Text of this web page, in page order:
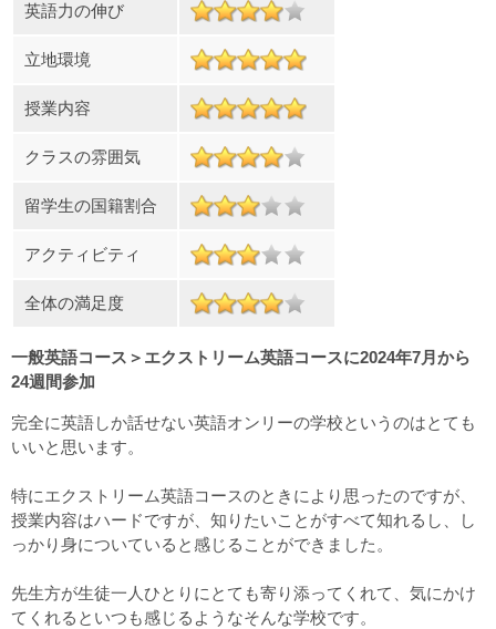
英語力の伸び
立地環境
授業内容
クラスの雰囲気
留学生の国籍割合
アクティビティ
全体の満足度
一般英語コース＞エクストリーム英語コースに2024年7月から
24週間参加
完全に英語しか話せない英語オンリーの学校というのはとても
いいと思います。
特にエクストリーム英語コースのときにより思ったのですが、
授業内容はハードですが、知りたいことがすべて知れるし、し
っかり身についていると感じることができました。
先生方が生徒一人ひとりにとても寄り添ってくれて、気にかけ
てくれるといつも感じるようなそんな学校です。